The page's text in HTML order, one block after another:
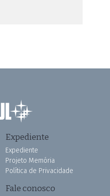
Expediente
Expediente
Projeto Memória
Política de Privacidade
Fale conosco